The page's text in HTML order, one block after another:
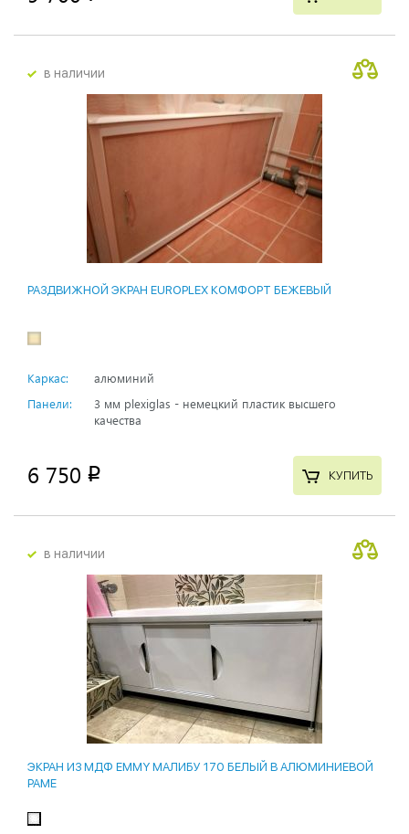
в наличии
РАЗДВИЖНОЙ ЭКРАН EUROPLEX КОМФОРТ БЕЖЕВЫЙ
Каркас:
алюминий
Панели:
3 мм plexiglas - немецкий пластик высшего
качества
6 750 p КУПИТЬ
в наличии
ЭКРАН ИЗ МДФ EMMY МАЛИБУ 170 БЕЛЫЙ В АЛЮМИНИЕВОЙ
РАМЕ